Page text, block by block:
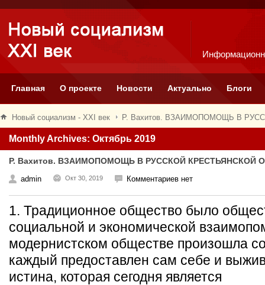
Главная О проекте Новости Актуально Блоги
Новый социализм - XXI век Р. Вахитов. ВЗАИМОПОМОЩЬ В
Monthly Archives: Октябрь 2019
Р. Вахитов. ВЗАИМОПОМОЩЬ В РУССКОЙ КРЕСТЬЯНСКОЙ
admin Окт 30, 2019 Комментариев нет
1. Традиционное общество было
социальной и экономической
модернистском обществе произошла
каждый предоставлен сам себе и
истина, которая сегодня является